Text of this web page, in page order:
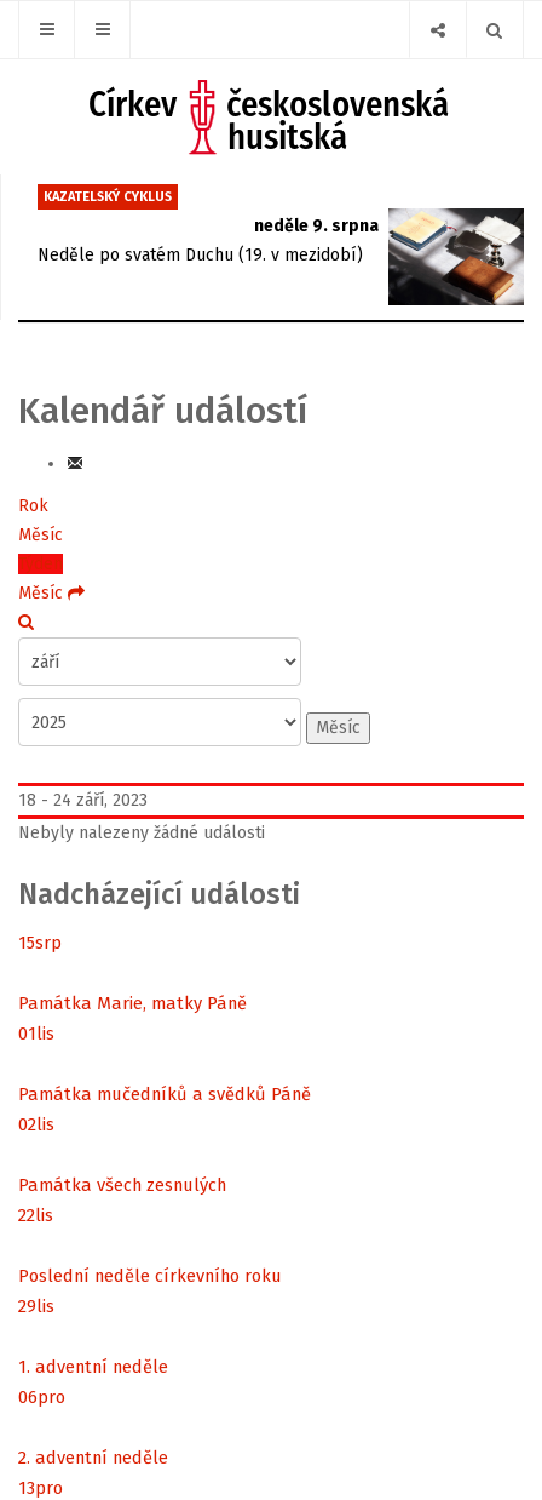
KAZATELSKÝ CYKLUS
neděle 9. srpna
Neděle po svatém Duchu (19. v mezidobí)
Kalendář událostí
Rok
Měsíc
Týden
Měsíc
Měsíc
18 - 24 září, 2023
Nebyly nalezeny žádné události
Nadcházející události
15srp
Památka Marie, matky Páně
01lis
Památka mučedníků a svědků Páně
02lis
Památka všech zesnulých
22lis
Poslední neděle církevního roku
29lis
1. adventní neděle
06pro
2. adventní neděle
13pro